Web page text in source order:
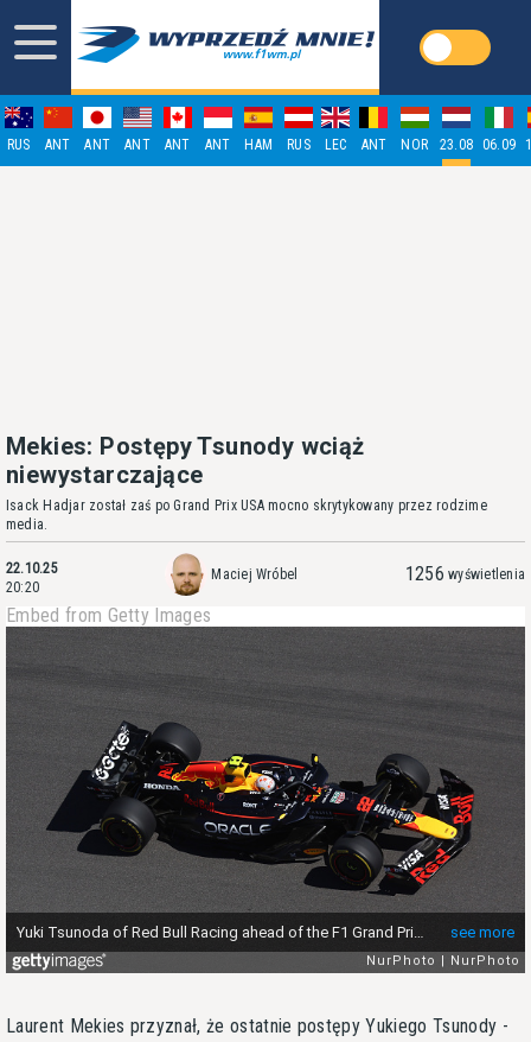
RUS ANT ANT ANT ANT ANT HAM RUS LEC ANT NOR 23.08 06.09
Mekies: Postępy Tsunody wciąż
niewystarczające
Isack Hadjar został zaś po Grand Prix USA mocno skrytykowany przez rodzime
media.
22.10.25
20:20
Maciej Wróbel 1256 wyświetlenia
Embed from Getty Images
Laurent Mekies przyznał, że ostatnie postępy Yukiego Tsunody -